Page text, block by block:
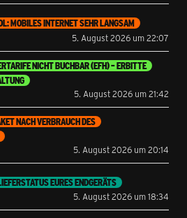
MOBILES INTERNET SEHR LANGSAM
5. August 2026 um 22:07
NICHT BUCHBAR (EFH) – ERBITTE
5. August 2026 um 21:42
NACH VERBRAUCH DES
5. August 2026 um 20:14
EURES ENDGERÄTS
5. August 2026 um 18:34